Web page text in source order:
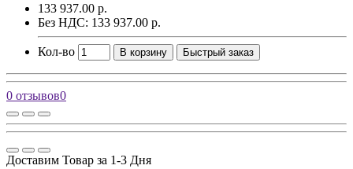
133 937.00 р.
Без НДС: 133 937.00 р.
Кол-во В корзину Быстрый заказ
0 отзывов0
Доставим Товар за 1-3 Дня